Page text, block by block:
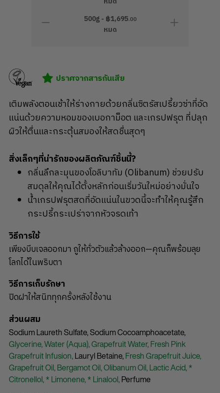
500g - ฿1,695.00
หมด
ปราศจากสารกันเสีย
เติมพลังตอนเช้าให้ร่างกายด้วยกลิ่นซิตรัสเปรี้ยวซ่าที่อัด
แน่นด้วยความหอมของเบอกาม็อต และเกรปฟรุต ที่ปลุก
ผิวให้ตื่นและกระตุ้นสมองให้สดชื่นสุดๆ
สิ่งเล็กๆที่น่ารักของผลิตภัณฑ์ชิ้นนี้?
กลิ่นลึกละมุนของโอลิบาทัม (Olibanum) ช่วยปรับ
สมดุลให้คุณได้ตั้งหลักก่อนเริ่มวันใหม่อย่างมั่นใจ
น้ำเกรปฟรุตสดที่อัดแน่นในขวดนี้จะทำให้คุณรู้สึก
กระปรี้กระเปร่าจากหัวจรดเท้า
วิธีการใช้
เพียงบีบเจลออกมา ถูให้ทั่วตัวแล้วล้างออก—คุณก็พร้อมลุย
โลกได้ในพริบตา
วิธีการเก็บรักษา
ปิดฝาให้สนิททุกครั้งหลังใช้งาน
ส่วนผสม
Sodium Laureth Sulfate,Sodium Cocoamphoacetate,
Glycerine,Water (Aqua),Grapefruit Water,Fresh Pink
Grapefruit Infusion,Lauryl Betaine,Fresh Grapefruit Juice,
Grapefruit Oil,Bergamot Oil,Olibanum Oil,Lactic Acid,*
Citronellol,* Limonene,* Linalool,Perfume